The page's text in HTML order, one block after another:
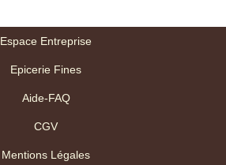
Espace Entreprise
Epicerie Fines
Aide-FAQ
CGV
Mentions Légales